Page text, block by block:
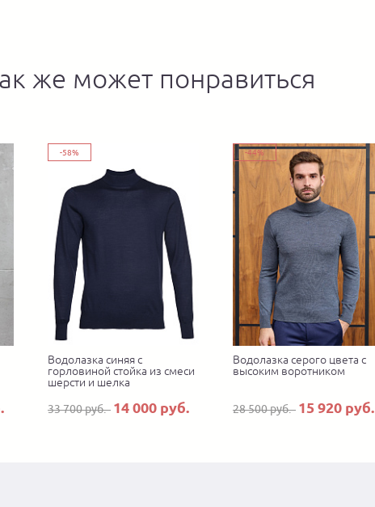
же может понравиться
-58%
Водолазка синяя с
горловиной стойка из смеси
шерсти и шелка
33 700 руб. 14 000 руб.
-44%
Водолазка серого цвета с
высоким воротником
28 500 руб. 15 920 руб.